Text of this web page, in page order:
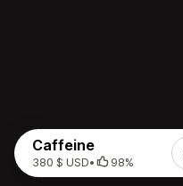
Caffeine
380 $ USD• 98%